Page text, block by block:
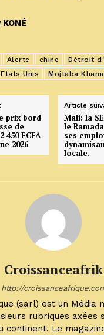
Alerte chine
Détroit
Etats Unis Mojtaba
prix bord
de
450 FCFA
2026
Article
Mali: la
le
ses
locale.
Croissanceafrik
http://
(sarl) est un Média
rubriques axées
continent. Le